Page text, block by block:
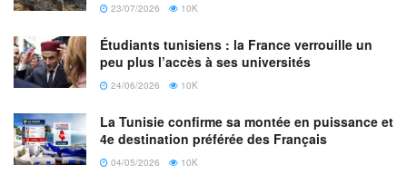
23/07/2026 10K
Étudiants tunisiens : la France verrouille un
peu plus l’accès à ses universités
24/06/2026 10K
La Tunisie confirme sa montée en puissance et
4e destination préférée des Français
04/05/2026 10K